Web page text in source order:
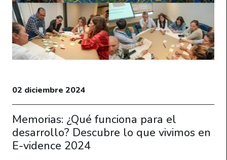
02 diciembre 2024
Memorias: ¿Qué funciona para el
desarrollo? Descubre lo que vivimos en
E-vidence 2024